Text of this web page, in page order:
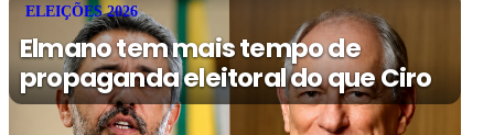
ELEIÇÕES 2026
Elmano tem mais tempo de
propaganda eleitoral do que Ciro